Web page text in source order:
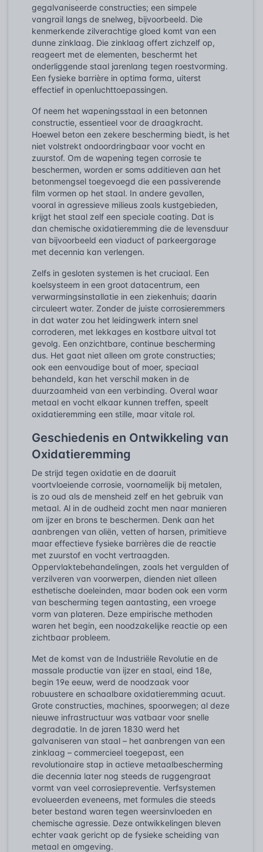
gegalvaniseerde constructies; een simpele
vangrail langs de snelweg, bijvoorbeeld. Die
kenmerkende zilverachtige gloed komt van een
dunne zinklaag. Die zinklaag offert zichzelf op,
reageert met de elementen, beschermt het
onderliggende staal jarenlang tegen roestvorming.
Een fysieke barrière in optima forma, uiterst
effectief in openluchttoepassingen.
Of neem het wapeningsstaal in een betonnen
constructie, essentieel voor de draagkracht.
Hoewel beton een zekere bescherming biedt, is het
niet volstrekt ondoordringbaar voor vocht en
zuurstof. Om de wapening tegen corrosie te
beschermen, worden er soms additieven aan het
betonmengsel toegevoegd die een passiverende
film vormen op het staal. In andere gevallen,
vooral in agressieve milieus zoals kustgebieden,
krijgt het staal zelf een speciale coating. Dat is
dan chemische oxidatieremming die de levensduur
van bijvoorbeeld een viaduct of parkeergarage
met decennia kan verlengen.
Zelfs in gesloten systemen is het cruciaal. Een
koelsysteem in een groot datacentrum, een
verwarmingsinstallatie in een ziekenhuis; daarin
circuleert water. Zonder de juiste corrosieremmers
in dat water zou het leidingwerk intern snel
corroderen, met lekkages en kostbare uitval tot
gevolg. Een onzichtbare, continue bescherming
dus. Het gaat niet alleen om grote constructies;
ook een eenvoudige bout of moer, speciaal
behandeld, kan het verschil maken in de
duurzaamheid van een verbinding. Overal waar
metaal en vocht elkaar kunnen treffen, speelt
oxidatieremming een stille, maar vitale rol.
Geschiedenis en Ontwikkeling van
Oxidatieremming
De strijd tegen oxidatie en de daaruit
voortvloeiende corrosie, voornamelijk bij metalen,
is zo oud als de mensheid zelf en het gebruik van
metaal. Al in de oudheid zocht men naar manieren
om ijzer en brons te beschermen. Denk aan het
aanbrengen van oliën, vetten of harsen, primitieve
maar effectieve fysieke barrières die de reactie
met zuurstof en vocht vertraagden.
Oppervlaktebehandelingen, zoals het vergulden of
verzilveren van voorwerpen, dienden niet alleen
esthetische doeleinden, maar boden ook een vorm
van bescherming tegen aantasting, een vroege
vorm van plateren. Deze empirische methoden
waren het begin, een noodzakelijke reactie op een
zichtbaar probleem.
Met de komst van de Industriële Revolutie en de
massale productie van ijzer en staal, eind 18e,
begin 19e eeuw, werd de noodzaak voor
robuustere en schaalbare oxidatieremming acuut.
Grote constructies, machines, spoorwegen; al deze
nieuwe infrastructuur was vatbaar voor snelle
degradatie. In de jaren 1830 werd het
galvaniseren van staal – het aanbrengen van een
zinklaag – commercieel toegepast, een
revolutionaire stap in actieve metaalbescherming
die decennia later nog steeds de ruggengraat
vormt van veel corrosiepreventie. Verfsystemen
evolueerden eveneens, met formules die steeds
beter bestand waren tegen weersinvloeden en
chemische agressie. Deze ontwikkelingen bleven
echter vaak gericht op de fysieke scheiding van
metaal en omgeving.